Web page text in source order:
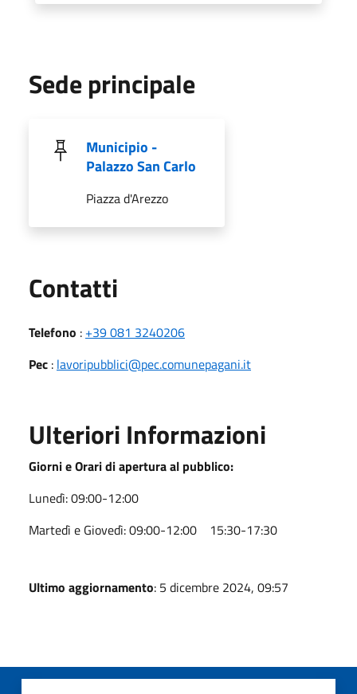
Sede principale
Municipio -
Palazzo San Carlo
Piazza d'Arezzo
Contatti
Telefono : +39 081 3240206
Pec : lavoripubblici@pec.comunepagani.it
Ulteriori Informazioni
Giorni e Orari di apertura al pubblico:
Lunedì: 09:00-12:00
Martedì e Giovedì: 09:00-12:00 15:30-17:30
Ultimo aggiornamento: 5 dicembre 2024, 09:57